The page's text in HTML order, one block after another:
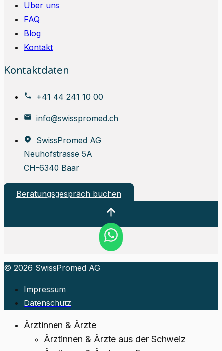
Über uns
FAQ
Blog
Kontakt
Kontaktdaten
+41 44 241 10 00
info@swisspromed.ch
SwissPromed AG
Neuhofstrasse 5A
CH-6340 Baar
Beratungsgespräch buchen
© 2026 SwissPromed AG
Impressum
Datenschutz
Ärztinnen & Ärzte
Ärztinnen & Ärzte aus der Schweiz